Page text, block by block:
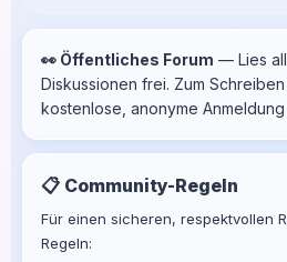
👀 Öffentliches Forum — Lies
Diskussionen frei. Zum
kostenlose, anonyme
📋 Community-Regeln
Für einen sicheren, respektvollen
Regeln: